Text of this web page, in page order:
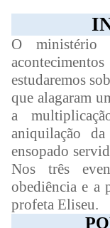
O ministério
estudaremos
que alagaram
a
aniquilação
ensopado
Nos três
obediência e a
profeta Eliseu.